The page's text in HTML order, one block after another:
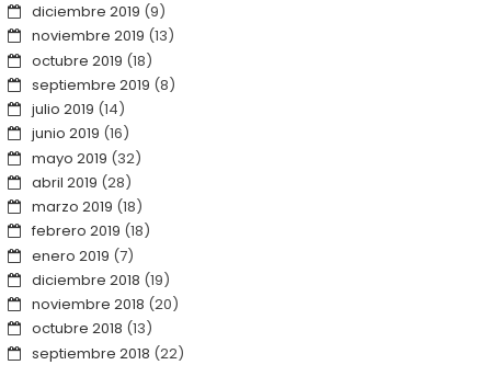
diciembre 2019 (9)
noviembre 2019 (13)
octubre 2019 (18)
septiembre 2019 (8)
julio 2019 (14)
junio 2019 (16)
mayo 2019 (32)
abril 2019 (28)
marzo 2019 (18)
febrero 2019 (18)
enero 2019 (7)
diciembre 2018 (19)
noviembre 2018 (20)
octubre 2018 (13)
septiembre 2018 (22)